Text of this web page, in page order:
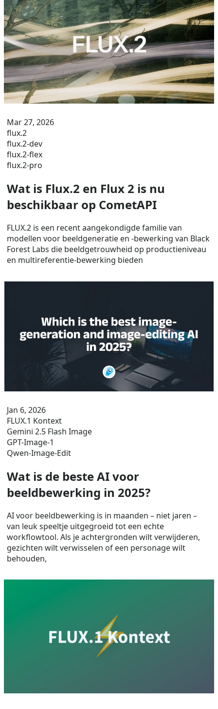
Mar 27, 2026
flux.2
flux.2-dev
flux.2-flex
flux.2-pro
Wat is Flux.2 en Flux 2 is nu
beschikbaar op CometAPI
FLUX.2 is een recent aangekondigde familie van
modellen voor beeldgeneratie en -bewerking van Black
Forest Labs die beeldgetrouwheid op productieniveau
en multireferentie-bewerking bieden
Jan 6, 2026
FLUX.1 Kontext
Gemini 2.5 Flash Image
GPT-Image-1
Qwen-Image-Edit
Wat is de beste AI voor
beeldbewerking in 2025?
AI voor beeldbewerking is in maanden – niet jaren –
van leuk speeltje uitgegroeid tot een echte
workflowtool. Als je achtergronden wilt verwijderen,
gezichten wilt verwisselen of een personage wilt
behouden,